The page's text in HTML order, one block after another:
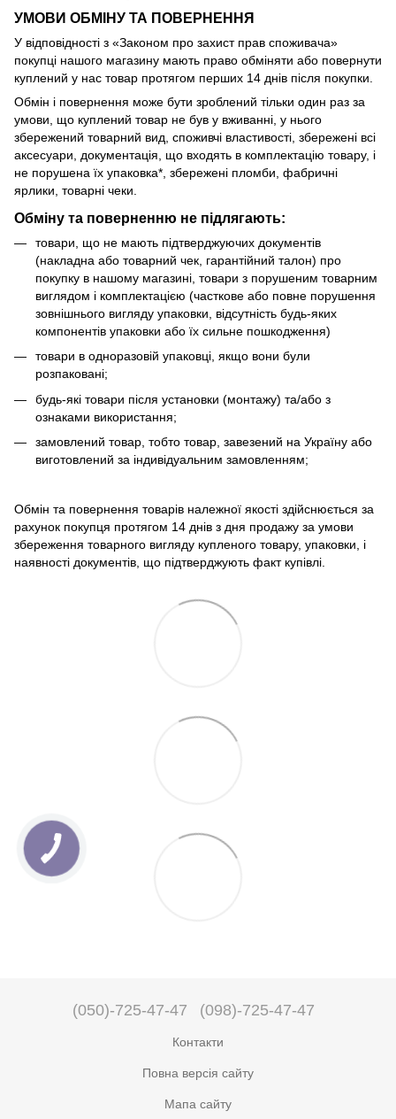
УМОВИ ОБМІНУ ТА ПОВЕРНЕННЯ
У відповідності з «Законом про захист прав споживача»
покупці нашого магазину мають право обміняти або повернути
куплений у нас товар протягом перших 14 днів після покупки.
Обмін і повернення може бути зроблений тільки один раз за
умови, що куплений товар не був у вживанні, у нього
збережений товарний вид, споживчі властивості, збережені всі
аксесуари, документація, що входять в комплектацію товару, і
не порушена їх упаковка*, збережені пломби, фабричні
ярлики, товарні чеки.
Обміну та поверненню не підлягають:
товари, що не мають підтверджуючих документів
(накладна або товарний чек, гарантійний талон) про
покупку в нашому магазині, товари з порушеним товарним
виглядом і комплектацією (часткове або повне порушення
зовнішнього вигляду упаковки, відсутність будь-яких
компонентів упаковки або їх сильне пошкодження)
товари в одноразовій упаковці, якщо вони були
розпаковані;
будь-які товари після установки (монтажу) та/або з
ознаками використання;
замовлений товар, тобто товар, завезений на Україну або
виготовлений за індивідуальним замовленням;
Обмін та повернення товарів належної якості здійснюється за
рахунок покупця протягом 14 днів з дня продажу за умови
збереження товарного вигляду купленого товару, упаковки, і
наявності документів, що підтверджують факт купівлі.
(050)-725-47-47 (098)-725-47-47
Контакти
Повна версія сайту
Мапа сайту